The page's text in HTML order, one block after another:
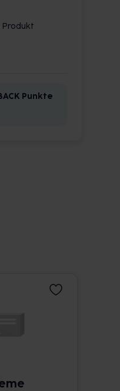
Produkt
Punkte